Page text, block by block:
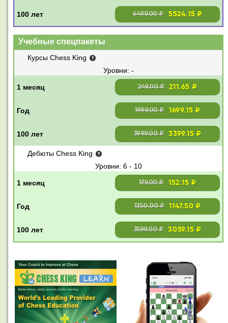
6499.00 ₽ 5524.15 ₽
Учебные спецпакеты
Курсы Chess King
-
249.00 ₽ 211.65 ₽
1999.00 ₽ 1699.15 ₽
3999.00 ₽ 3399.15 ₽
Дебюты Chess King
6 - 10
179.00 ₽ 152.15 ₽
1350.00 ₽ 1147.50 ₽
3599.00 ₽ 3059.15 ₽